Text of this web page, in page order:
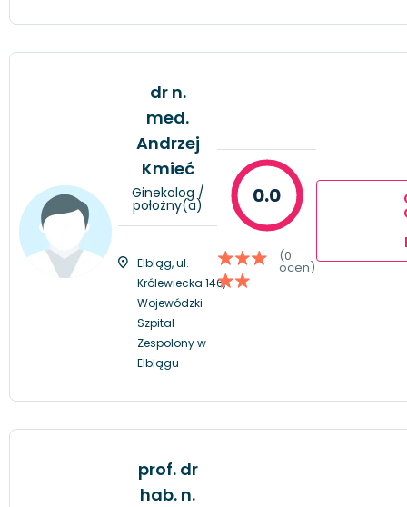
dr n.
med.
Andrzej
Kmieć
Ginekolog /
położny(a)
Elbląg, ul.
Królewiecka 146,
Wojewódzki
Szpital
Zespolony w
Elblągu
0.0
(0
ocen)
prof. dr
hab. n.